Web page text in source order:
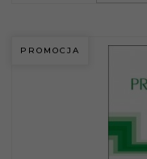
PROMOCJA